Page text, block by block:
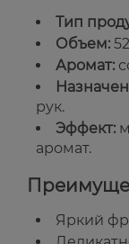
Тип
Объем:
Аромат:
рук.
Эффект:
аромат.
Яркий